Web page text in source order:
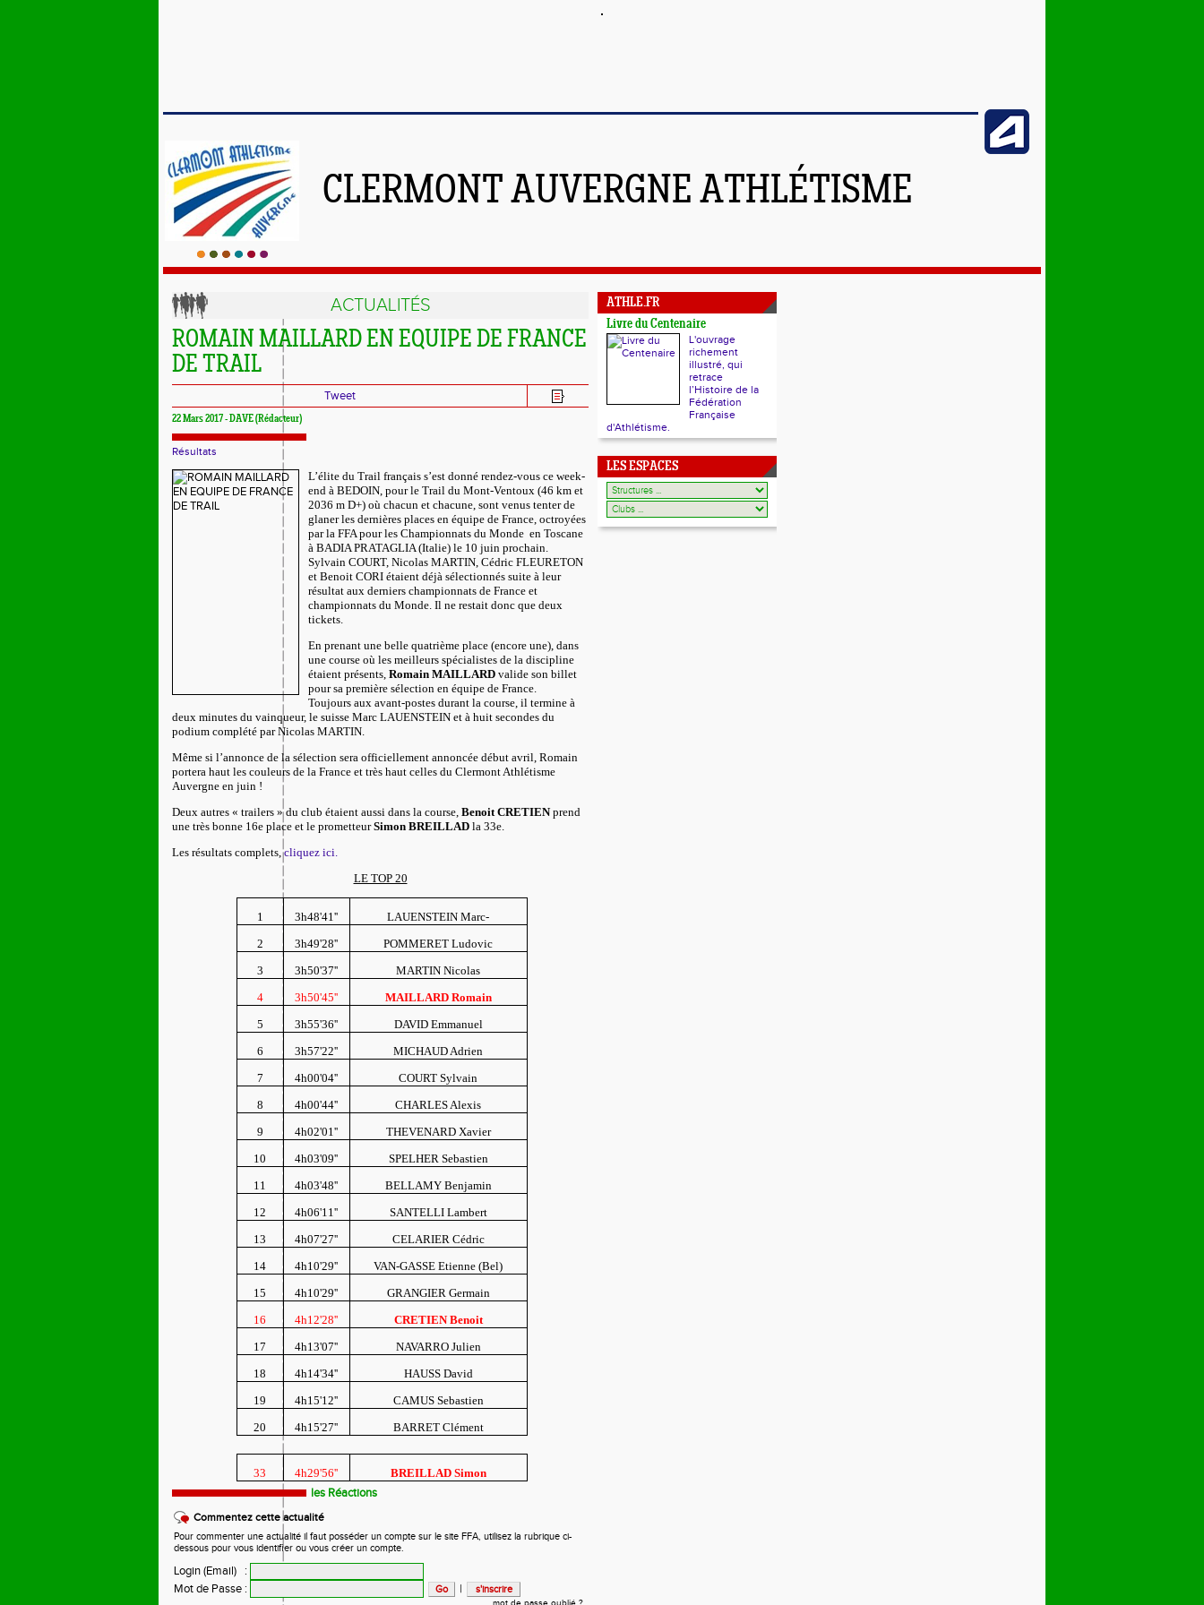
CLERMONT AUVERGNE ATHLÉTISME
ACTUALITÉS
ROMAIN MAILLARD EN EQUIPE DE FRANCE
DE TRAIL
Tweet
22 Mars 2017 - DAVE (Rédacteur)
Résultats
L’élite du Trail français s’est donné rendez-vous ce week-
end à BEDOIN, pour le Trail du Mont-Ventoux (46 km et
2036 m D+) où chacun et chacune, sont venus tenter de
glaner les dernières places en équipe de France, octroyées
par la FFA pour les Championnats du Monde en Toscane
à BADIA PRATAGLIA (Italie) le 10 juin prochain.
Sylvain COURT, Nicolas MARTIN, Cédric FLEURETON
et Benoit CORI étaient déjà sélectionnés suite à leur
résultat aux derniers championnats de France et
championnats du Monde. Il ne restait donc que deux
tickets.
En prenant une belle quatrième place (encore une), dans
une course où les meilleurs spécialistes de la discipline
étaient présents, Romain MAILLARD valide son billet
pour sa première sélection en équipe de France.
Toujours aux avant-postes durant la course, il termine à
deux minutes du vainqueur, le suisse Marc LAUENSTEIN et à huit secondes du
podium complété par Nicolas MARTIN.
Même si l’annonce de la sélection sera officiellement annoncée début avril, Romain
portera haut les couleurs de la France et très haut celles du Clermont Athlétisme
Auvergne en juin !
Deux autres « trailers » du club étaient aussi dans la course, Benoit CRETIENprend
une très bonne 16e place et le prometteurSimon BREILLAD la 33e.
Les résultats complets,cliquez ici.
LE TOP 20
1 3h48'41''
LAUENSTEIN Marc-
2
3h49'28''
POMMERET Ludovic
3
3h50'37''
MARTIN Nicolas
4
3h50'45''
MAILLARD Romain
5
3h55'36''
DAVID Emmanuel
6
3h57'22''
MICHAUD Adrien
7
4h00'04''
COURT Sylvain
8
4h00'44''
CHARLES Alexis
9
4h02'01''
THEVENARD Xavier
10
4h03'09''
SPELHER Sebastien
11
4h03'48''
BELLAMY Benjamin
12
4h06'11''
SANTELLI Lambert
13
4h07'27''
CELARIER Cédric
14
4h10'29''
VAN-GASSE Etienne (Bel)
15
4h10'29''
GRANGIER Germain
16
4h12'28''
CRETIEN Benoit
17
4h13'07''
NAVARRO Julien
18
4h14'34''
HAUSS David
19
4h15'12''
CAMUS Sebastien
20
4h15'27'' BARRET Clément
33 4h29'56'' BREILLAD Simon
les Réactions
Commentez cette actualité
Pour commenter une actualité il faut posséder un compte sur le site FFA, utilisez la rubrique ci-
dessous pour vous identifier ou vous créer un compte.
Login (Email)
:
Mot de Passe : |
ATHLE.FR
Livre du Centenaire
L'ouvrage
richement
illustré, qui
retrace
l’Histoire de la
Fédération
Française
d'Athlétisme.
LES ESPACES